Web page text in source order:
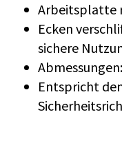
Arbeitsplatte
Ecken
sichere
Entspricht